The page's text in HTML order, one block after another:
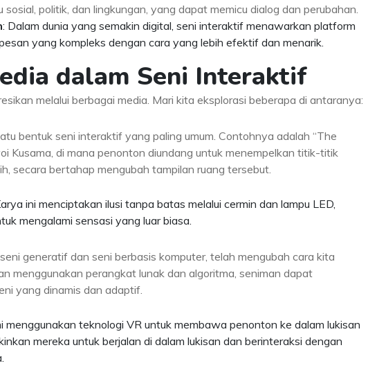
sosial, politik, dan lingkungan, yang dapat memicu dialog dan perubahan.
: Dalam dunia yang semakin digital, seni interaktif menawarkan platform
yang kompleks dengan cara yang lebih efektif dan menarik.
dalam Seni Interaktif
melalui berbagai media. Mari kita eksplorasi beberapa di antaranya:
bentuk seni interaktif yang paling umum. Contohnya adalah “The
Kusama, di mana penonton diundang untuk menempelkan titik-titik
secara bertahap mengubah tampilan ruang tersebut.
ini menciptakan ilusi tanpa batas melalui cermin dan lampu LED,
mengalami sensasi yang luar biasa.
generatif dan seni berbasis komputer, telah mengubah cara kita
menggunakan perangkat lunak dan algoritma, seniman dapat
yang dinamis dan adaptif.
menggunakan teknologi VR untuk membawa penonton ke dalam lukisan
mereka untuk berjalan di dalam lukisan dan berinteraksi dengan